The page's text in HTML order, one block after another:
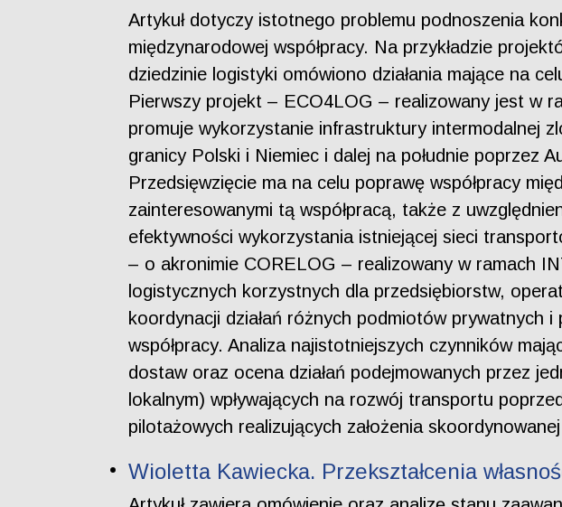
Artykuł dotyczy istotnego problemu podnoszenia
międzynarodowej współpracy. Na przykładzie
dziedzinie logistyki omówiono działania mające na
Pierwszy projekt – ECO4LOG – realizowany jest w
promuje wykorzystanie infrastruktury intermodalnej
granicy Polski i Niemiec i dalej na południe poprzez
Przedsięwzięcie ma na celu poprawę współpracy
zainteresowanymi tą współpracą, także z
efektywności wykorzystania istniejącej sieci
– o akronimie CORELOG – realizowany w ramach
logistycznych korzystnych dla przedsiębiorstw,
koordynacji działań różnych podmiotów prywatnych
współpracy. Analiza najistotniejszych czynników
dostaw oraz ocena działań podejmowanych przez
lokalnym) wpływających na rozwój transportu
pilotażowych realizujących założenia
Wioletta Kawiecka. Przekształcenia